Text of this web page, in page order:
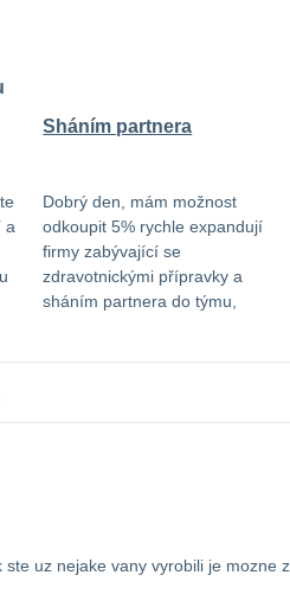
a
Sháním partnera
Dobrý den, mám možnost
odkoupit 5% rychle expandují
firmy zabývající se
zdravotnickými přípravky a
sháním partnera do týmu,
Děkuji.
ste uz nejake vany vyrobili je mozne